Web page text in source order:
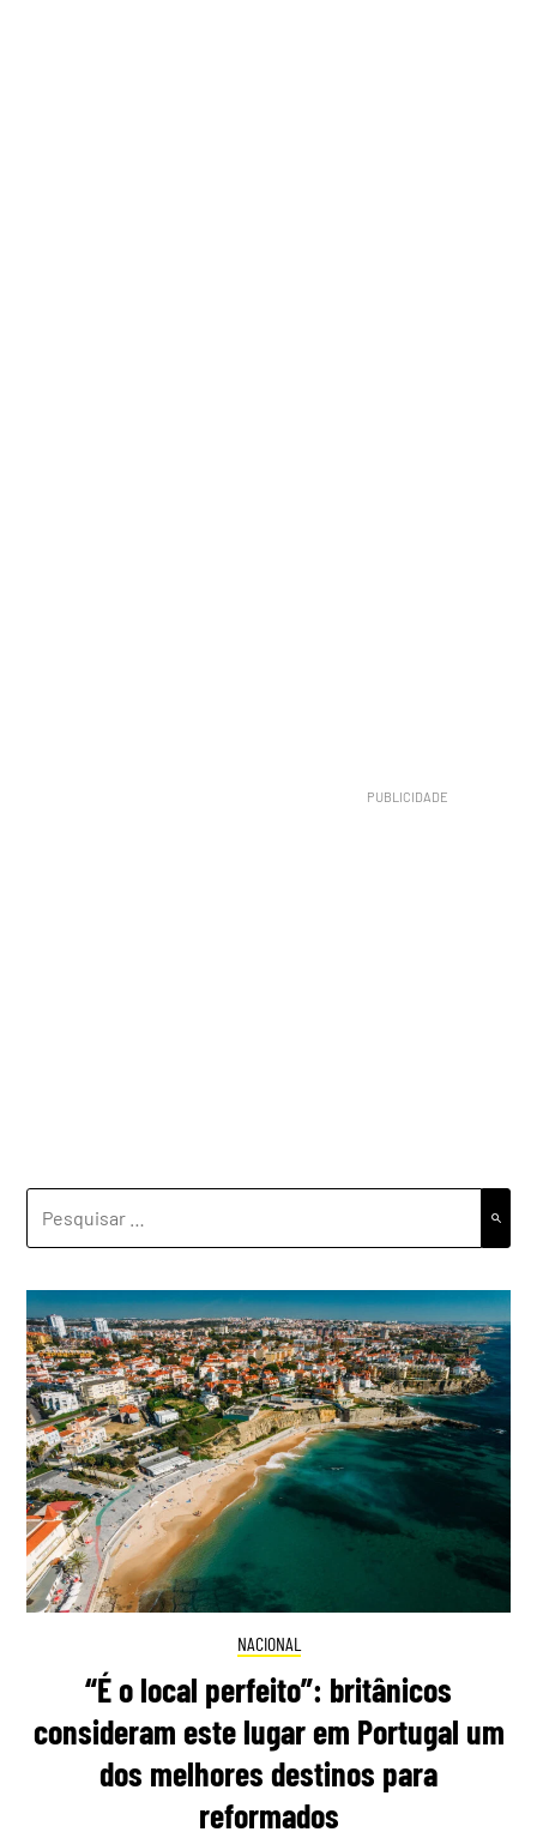
NACIONAL
“É o local perfeito”: britânicos
consideram este lugar em Portugal um
dos melhores destinos para
reformados